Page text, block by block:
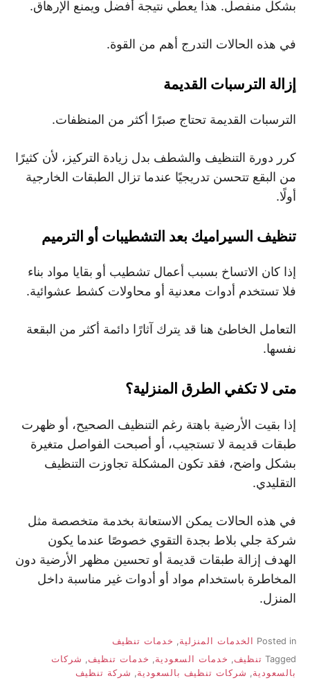
بشكل منفصل. هذا يعطي نتيجة أفضل ويمنع الإرهاق.
في هذه الحالات التدرج أهم من القوة.
إزالة الترسبات القديمة
الترسبات القديمة تحتاج صبرًا أكثر من المنظفات.
كرر دورة التنظيف والشطف بدل زيادة التركيز، لأن كثيرًا
من البقع تتحسن تدريجيًا عندما تزال الطبقات الخارجية
أولًا.
تنظيف السيراميك بعد التشطيبات أو الترميم
إذا كان الاتساخ بسبب أعمال تشطيب أو بقايا مواد بناء
فلا تستخدم أدوات معدنية أو محاولات كشط عشوائية.
التعامل الخاطئ هنا قد يترك آثارًا دائمة أكثر من البقعة
نفسها.
متى لا تكفي الطرق المنزلية؟
إذا بقيت الأرضية باهتة رغم التنظيف الصحيح، أو ظهرت
طبقات قديمة لا تستجيب، أو أصبحت الفواصل متغيرة
بشكل واضح، فقد تكون المشكلة تجاوزت التنظيف
التقليدي.
في هذه الحالات يمكن الاستعانة بخدمة متخصصة مثل
شركة جلي بلاط بجدة التقوي خصوصًا عندما يكون
الهدف إزالة طبقات قديمة أو تحسين مظهر الأرضية دون
المخاطرة باستخدام مواد أو أدوات غير مناسبة داخل
المنزل.
Posted in الخدمات المنزلية
خدمات تنظيف
Tagged تنظيف, خدمات السعودية, خدمات تنظيف, شركات
بالسعودية, شركات تنظيف بالسعودية, شركة تنظيف